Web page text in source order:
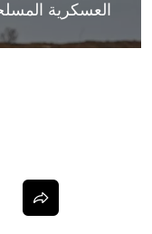
العسكرية